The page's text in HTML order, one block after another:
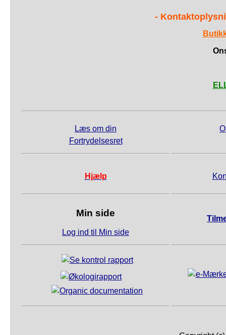
-
Læs om din
Fortrydelsesret
Hjælp
Min side
Log ind til Min side